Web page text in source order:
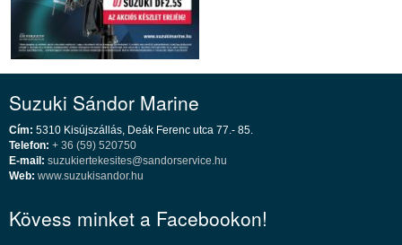
Suzuki Sándor Marine
Cím: 5310 Kisújszállás, Deák Ferenc utca 77.- 85.
Telefon: + 36 (59) 520750
E-mail: suzukiertekesites@sandorservice.hu
Web: www.suzukisandor.hu
Kövess minket a Facebookon!